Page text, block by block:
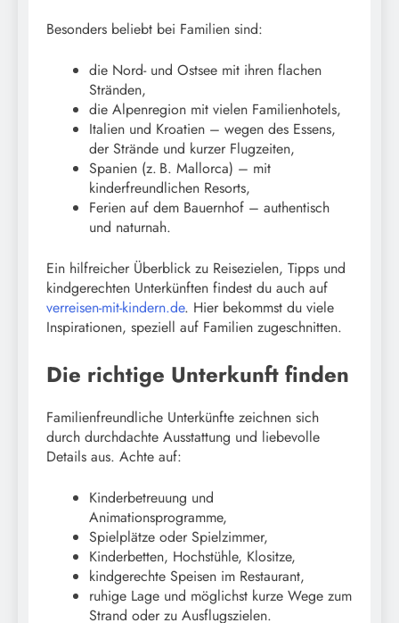
Besonders beliebt bei Familien sind:
die Nord- und Ostsee mit ihren flachen
Stränden,
die Alpenregion mit vielen Familienhotels,
Italien und Kroatien – wegen des Essens,
der Strände und kurzer Flugzeiten,
Spanien (z. B. Mallorca) – mit
kinderfreundlichen Resorts,
Ferien auf dem Bauernhof – authentisch
und naturnah.
Ein hilfreicher Überblick zu Reisezielen, Tipps und
kindgerechten Unterkünften findest du auch auf
verreisen-mit-kindern.de. Hier bekommst du viele
Inspirationen, speziell auf Familien zugeschnitten.
Die richtige Unterkunft finden
Familienfreundliche Unterkünfte zeichnen sich
durch durchdachte Ausstattung und liebevolle
Details aus. Achte auf:
Kinderbetreuung und
Animationsprogramme,
Spielplätze oder Spielzimmer,
Kinderbetten, Hochstühle, Klositze,
kindgerechte Speisen im Restaurant,
ruhige Lage und möglichst kurze Wege zum
Strand oder zu Ausflugszielen.